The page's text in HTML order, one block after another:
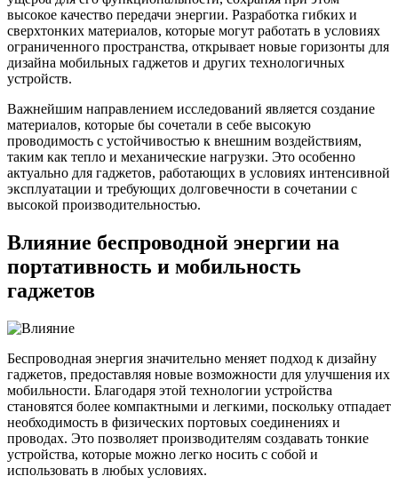
высокое качество передачи энергии. Разработка гибких и
сверхтонких материалов, которые могут работать в условиях
ограниченного пространства, открывает новые горизонты для
дизайна мобильных гаджетов и других технологичных
устройств.
Важнейшим направлением исследований является создание
материалов, которые бы сочетали в себе высокую
проводимость с устойчивостью к внешним воздействиям,
таким как тепло и механические нагрузки. Это особенно
актуально для гаджетов, работающих в условиях интенсивной
эксплуатации и требующих долговечности в сочетании с
высокой производительностью.
Влияние беспроводной энергии на
портативность и мобильность
гаджетов
Беспроводная энергия значительно меняет подход к дизайну
гаджетов, предоставляя новые возможности для улучшения их
мобильности. Благодаря этой технологии устройства
становятся более компактными и легкими, поскольку отпадает
необходимость в физических портовых соединениях и
проводах. Это позволяет производителям создавать тонкие
устройства, которые можно легко носить с собой и
использовать в любых условиях.